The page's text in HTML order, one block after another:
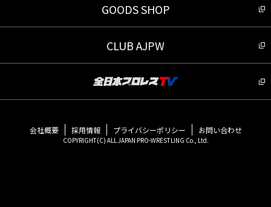
GOODS SHOP
CLUB AJPW
会社概要 採用情報 プライバシーポリシー お問い合わせ
COPYRIGHT(C) ALL JAPAN PRO-WRESTLING Co., Ltd.